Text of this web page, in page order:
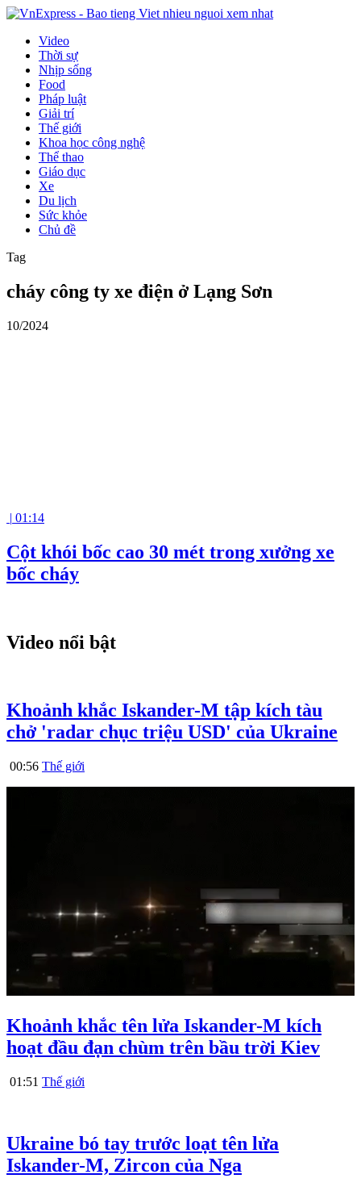
Video
Thời sự
Nhịp sống
Food
Pháp luật
Giải trí
Thế giới
Khoa học công nghệ
Thể thao
Giáo dục
Xe
Du lịch
Sức khỏe
Chủ đề
Tag
cháy công ty xe điện ở Lạng Sơn
10/2024
| 01:14
Cột khói bốc cao 30 mét trong xưởng xe
bốc cháy
Video nổi bật
Khoảnh khắc Iskander-M tập kích tàu
chở 'radar chục triệu USD' của Ukraine
00:56 Thế giới
Khoảnh khắc tên lửa Iskander-M kích
hoạt đầu đạn chùm trên bầu trời Kiev
01:51 Thế giới
Ukraine bó tay trước loạt tên lửa
Iskander-M, Zircon của Nga